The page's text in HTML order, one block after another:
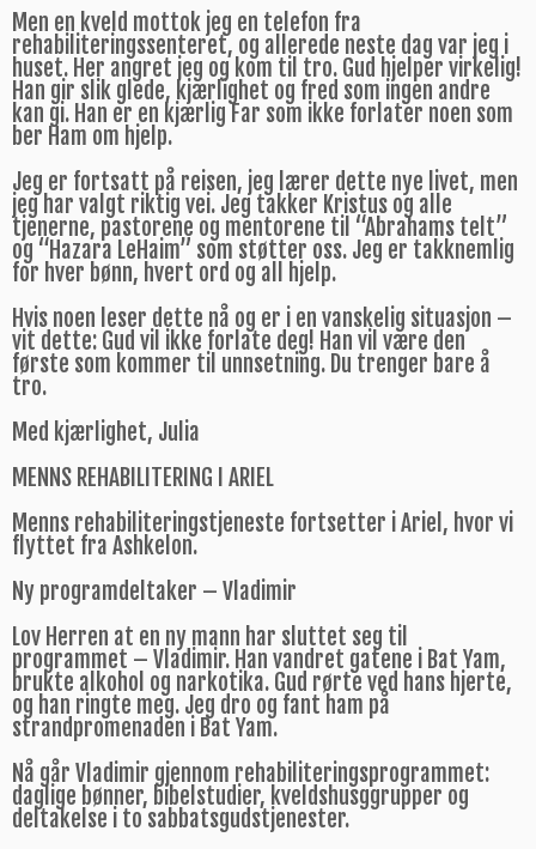
Men en kveld mottok jeg en telefon fra
rehabiliteringssenteret, og allerede neste dag var jeg i
huset. Her angret jeg og kom til tro. Gud hjelper virkelig!
Han gir slik glede, kjærlighet og fred som ingen andre
kan gi. Han er en kjærlig Far som ikke forlater noen som
ber Ham om hjelp.
Jeg er fortsatt på reisen, jeg lærer dette nye livet, men
jeg har valgt riktig vei. Jeg takker Kristus og alle
tjenerne, pastorene og mentorene til “Abrahams telt”
og “Hazara LeHaim” som støtter oss. Jeg er takknemlig
for hver bønn, hvert ord og all hjelp.
Hvis noen leser dette nå og er i en vanskelig situasjon –
vit dette: Gud vil ikke forlate deg! Han vil være den
første som kommer til unnsetning. Du trenger bare å
tro.
Med kjærlighet, Julia
MENNS REHABILITERING I ARIEL
Menns rehabiliteringstjeneste fortsetter i Ariel, hvor vi
flyttet fra Ashkelon.
Ny programdeltaker – Vladimir
Lov Herren at en ny mann har sluttet seg til
programmet – Vladimir. Han vandret gatene i Bat Yam,
brukte alkohol og narkotika. Gud rørte ved hans hjerte,
og han ringte meg. Jeg dro og fant ham på
strandpromenaden i Bat Yam.
Nå går Vladimir gjennom rehabiliteringsprogrammet:
daglige bønner, bibelstudier, kveldshusggrupper og
deltakelse i to sabbatsgudstjenester.